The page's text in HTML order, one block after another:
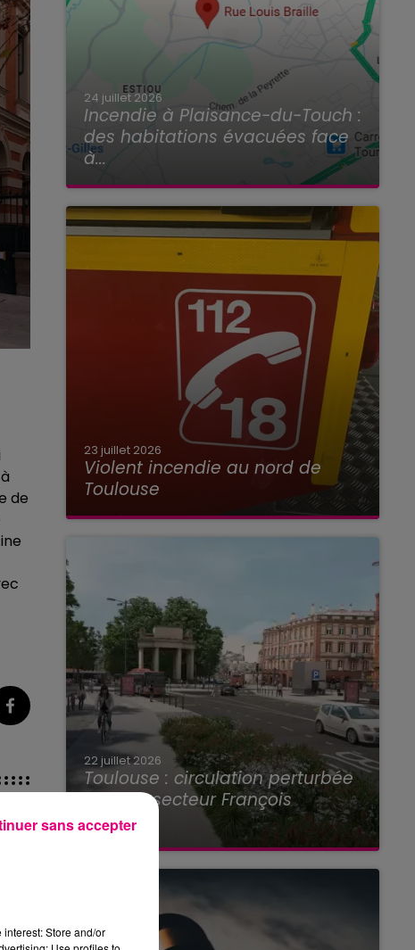
de
24 juillet 2026
Incendie à Plaisance-du-Touch :
des habitations évacuées face
à...
23 juillet 2026
Violent incendie au nord de
Toulouse
22 juillet 2026
Toulouse : circulation perturbée
dans le secteur François
Verdier...
Store and/or
sans accepter